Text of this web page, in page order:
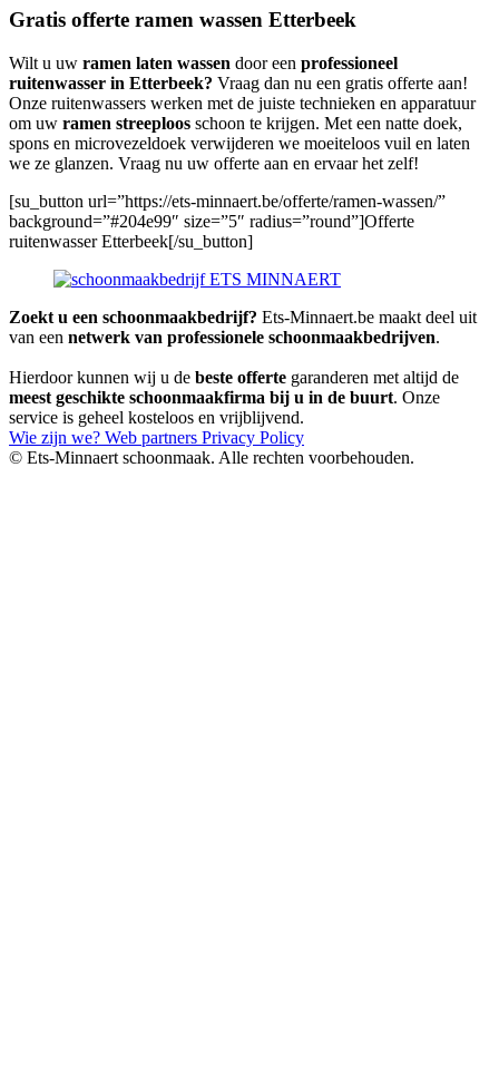
Gratis offerte ramen wassen Etterbeek
Wilt u uw ramen laten wassen door een professioneel
ruitenwasser in Etterbeek? Vraag dan nu een gratis offerte aan!
Onze ruitenwassers werken met de juiste technieken en apparatuur
om uw ramen streeploos schoon te krijgen. Met een natte doek,
spons en microvezeldoek verwijderen we moeiteloos vuil en laten
we ze glanzen. Vraag nu uw offerte aan en ervaar het zelf!
[su_button url=”https://ets-minnaert.be/offerte/ramen-wassen/”
background=”#204e99″ size=”5″ radius=”round”]Offerte
ruitenwasser Etterbeek[/su_button]
Zoekt u een schoonmaakbedrijf? Ets-Minnaert.be maakt deel uit
van een netwerk van professionele schoonmaakbedrijven.
Hierdoor kunnen wij u de beste offerte garanderen met altijd de
meest geschikte schoonmaakfirma bij u in de buurt. Onze
service is geheel kosteloos en vrijblijvend.
Wie zijn we? Web partners Privacy Policy
© Ets-Minnaert schoonmaak. Alle rechten voorbehouden.